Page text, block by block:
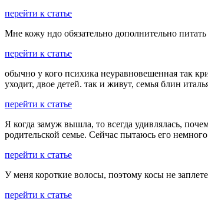
перейти к статье
Мне кожу ндо обязательно дополнительно
перейти к статье
обычно у кого психика неуравновешенная так
уходит, двое детей. так и живут, семья блин
перейти к статье
Я когда замуж вышла, то всегда удивлялась,
родительской семье. Сейчас пытаюсь его
перейти к статье
У меня короткие волосы, поэтому косы не
перейти к статье